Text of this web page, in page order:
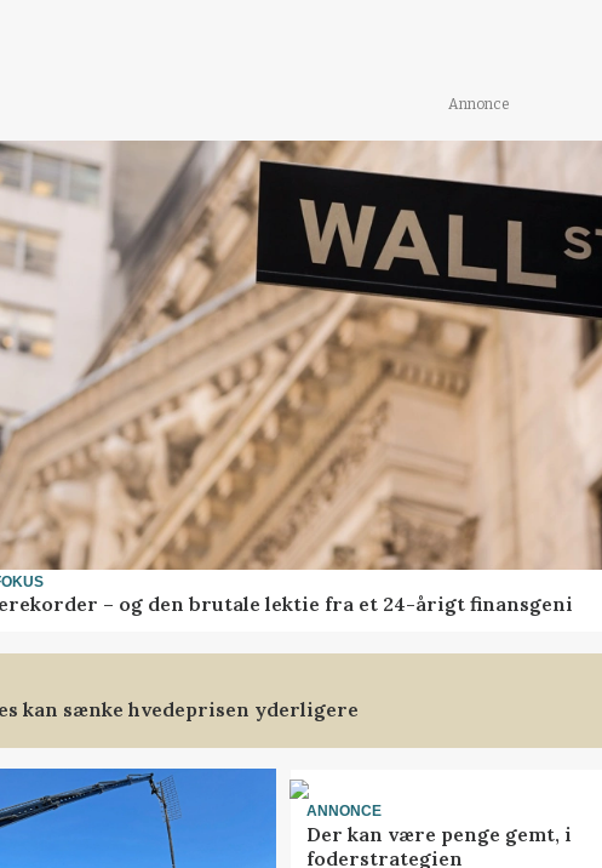
Annonce
– og den brutale lektie fra et 24-årigt finansgeni
kan sænke hvedeprisen yderligere
ANNONCE
Der kan være penge gemt, i
foderstrategien